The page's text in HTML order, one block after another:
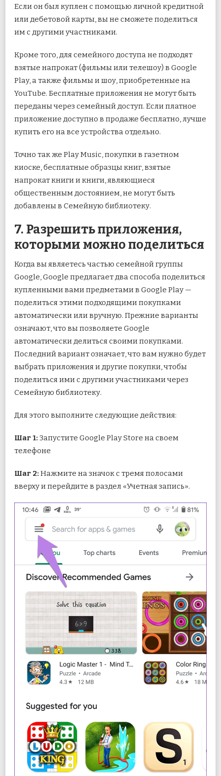
Если он был куплен с помощью личной кредитной
или дебетовой карты, вы не сможете поделиться
им с другими участниками.
Кроме того, для семейного доступа не подходят
взятые напрокат (фильмы или телешоу) в Google
Play, а также фильмы и шоу, приобретенные на
YouTube. Бесплатные приложения не могут быть
переданы через семейный доступ. Если платное
приложение доступно в продаже бесплатно, лучше
купить его на все устройства отдельно.
Точно так же Play Music, покупки в газетном
киоске, бесплатные образцы книг, взятые
напрокат книги и книги, являющиеся
общественным достоянием, не могут быть
добавлены в Семейную библиотеку.
7. Разрешить приложения,
которыми можно поделиться
Когда вы являетесь частью семейной группы
Google, Google предлагает два способа поделиться
купленными вами предметами в Google Play —
поделиться этими подходящими покупками
автоматически или вручную. Прежние варианты
означают, что вы позволяете Google
автоматически делиться своими покупками.
Последний вариант означает, что вам нужно будет
выбрать приложения и другие покупки, чтобы
поделиться ими с другими участниками через
Семейную библиотеку.
Для этого выполните следующие действия:
Шаг 1: Запустите Google Play Store на своем
телефоне
Шаг 2: Нажмите на значок с тремя полосами
вверху и перейдите в раздел «Учетная запись».